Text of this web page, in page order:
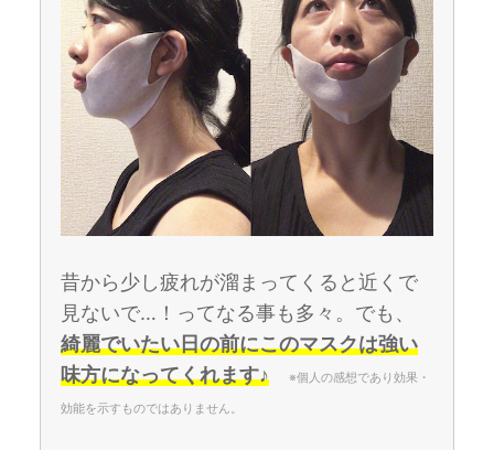
昔から少し疲れが溜まってくると近くで
見ないで…！ってなる事も多々。でも、
綺麗でいたい日の前にこのマスクは強い
味方になってくれます♪
※個人の感想であり効果・
効能を示すものではありません。